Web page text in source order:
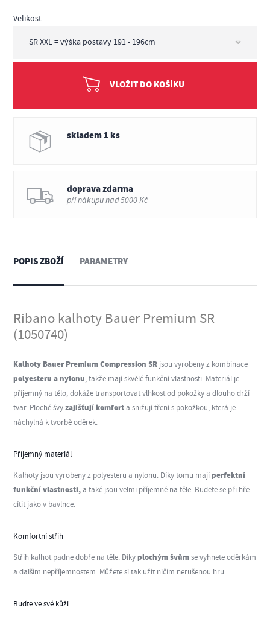
Velikost
VLOŽIT DO KOŠÍKU
skladem 1 ks
doprava zdarma
při nákupu nad 5000 Kč
POPIS ZBOŽÍ
Ribano kalhoty Bauer Premium SR
(1050740)
Kalhoty Bauer Premium Compression SR jsou vyrobeny z kombinace
polyesteru a nylonu, takže mají skvělé funkční vlastnosti. Materiál je
příjemný na tělo, dokáže transportovat vlhkost od pokožky a dlouho drží
tvar. Ploché švyzajišťují komfort a snižují tření s pokožkou, která je
náchylná k tvorbě oděrek.
Příjemný materiál
Kalhoty jsou vyrobeny z polyesteru a nylonu. Díky tomu majíperfektní
funkční vlastnosti, a také jsou velmi příjemné na těle. Budete se při hře
cítit jako v bavlnce.
Komfortní střih
Střih kalhot padne dobře na těle. Díkyplochým švůmse vyhnete oděrkám
a dalším nepříjemnostem. Můžete si tak užít ničím nerušenou hru.
Buďte ve své kůži
PARAMETRY